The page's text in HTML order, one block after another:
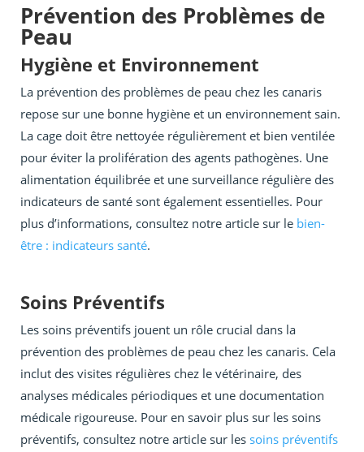
Prévention des Problèmes de
Peau
Hygiène et Environnement
La prévention des problèmes de peau chez les canaris
repose sur une bonne hygiène et un environnement sain.
La cage doit être nettoyée régulièrement et bien ventilée
pour éviter la prolifération des agents pathogènes. Une
alimentation équilibrée et une surveillance régulière des
indicateurs de santé sont également essentielles. Pour
plus d’informations, consultez notre article sur le bien-
être : indicateurs santé.
Soins Préventifs
Les soins préventifs jouent un rôle crucial dans la
prévention des problèmes de peau chez les canaris. Cela
inclut des visites régulières chez le vétérinaire, des
analyses médicales périodiques et une documentation
médicale rigoureuse. Pour en savoir plus sur les soins
préventifs, consultez notre article sur les soins préventifs